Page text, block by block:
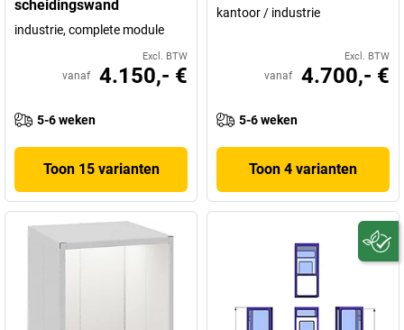
scheidingswand
industrie, complete module
Excl. BTW
vanaf 4.150,- €
5-6 weken
Toon 15 varianten
kantoor / industrie
Excl. BTW
vanaf 4.700,- €
5-6 weken
Toon 4 varianten